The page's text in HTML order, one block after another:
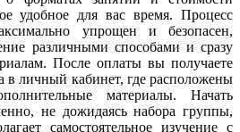
удобное для вас время. Процесс
упрощен и безопасен,
различными способами и сразу
После оплаты вы получаете
в личный кабинет, где расположены
материалы. Начать
не дожидаясь набора группы,
самостоятельное изучение с